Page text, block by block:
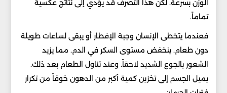
الوزن بسرعة. لكن هذا التصرف قد يؤدي إلى نتائج عكسية
تماماً.
فعندما يتخطى الإنسان وجبة الإفطار أو يبقى لساعات طويلة
دون طعام. ينخفض مستوى السكر في الدم. مما يزيد
الشعور بالجوع الشديد لاحقاً. وعند تناول الطعام بعد ذلك.
يميل الجسم إلى تخزين كمية أكبر من الدهون خوفاً من تكرار